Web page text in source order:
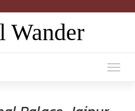
Wander